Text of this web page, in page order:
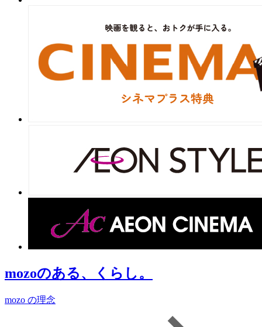
mozoのある、くらし。
mozo の理念